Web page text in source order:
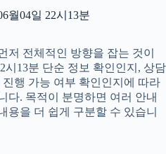
월04일 22시13분
저 전체적인 방향을 잡는 것이
시13분 단순 정보 확인인지, 상담
행 가능 여부 확인인지에 따라
다. 목적이 분명하면 여러 안내
용을 더 쉽게 구분할 수 있습니